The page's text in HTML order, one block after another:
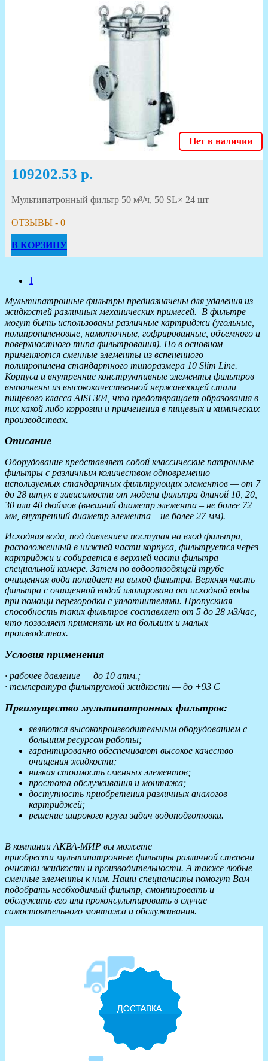
Нет в наличии
109202.53 р.
Мультипатронный фильтр 50 м³/ч, 50 SL× 24 шт
ОТЗЫВЫ - 0
В КОРЗИНУ
1
Мультипатронные фильтры предназначены для удаления из
жидкостей различных механических примесей. В фильтре
могут быть использованы различные картриджи (угольные,
полипропиленовые, намоточные, гофрированные, объемного и
поверхностного типа фильтрования). Но в основном
применяются сменные элементы из вспененного
полипропилена стандартного типоразмера 10 Slim Line.
Корпуса и внутренние конструктивные элементы фильтров
выполнены из высококачественной нержавеющей стали
пищевого класса AISI 304, что предотвращает образования в
них какой либо коррозии и применения в пищевых и химических
производствах.
Описание
Оборудование представляет собой классические патронные
фильтры с различным количеством одновременно
используемых стандартных фильтрующих элементов — от 7
до 28 штук в зависимости от модели фильтра длиной 10, 20,
30 или 40 дюймов (внешний диаметр элемента – не более 72
мм, внутренний диаметр элемента – не более 27 мм).
Исходная вода, под давлением поступая на вход фильтра,
расположенный в нижней части корпуса, фильтруется через
картриджи и собирается в верхней части фильтра –
специальной камере. Затем по водоотводящей трубе
очищенная вода попадает на выход фильтра. Верхняя часть
фильтра с очищенной водой изолирована от исходной воды
при помощи перегородки с уплотнителями. Пропускная
способность таких фильтров составляет от 5 до 28 м3/час,
что позволяет применять их на больших и малых
производствах.
Условия применения
· рабочее давление — до 10 атм.;
· температура фильтруемой жидкости — до +93 C
Преимущество мультипатронных фильтров:
являются высокопроизводительным оборудованием с
большим ресурсом работы;
гарантированно обеспечивают высокое качество
очищения жидкости;
низкая стоимость сменных элементов;
простота обслуживания и монтажа;
доступность приобретения различных аналогов
картриджей;
решение широкого круга задач водоподготовки.
В компании АКВА-МИР вы можете
приобрести мультипатронные фильтры различной степени
очистки жидкости и производительности. А также любые
сменные элементы к ним. Наши специалисты помогут Вам
подобрать необходимый фильтр, смонтировать и
обслужить его или проконсультировать в случае
самостоятельного монтажа и обслуживания.